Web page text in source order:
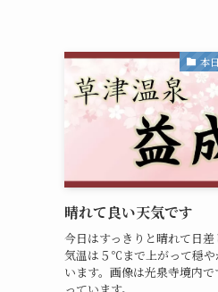
本
晴れて良い天気です
今日はすっきりと晴れて日差
気温は５℃まで上がって穏や
います。画像は光泉寺境内